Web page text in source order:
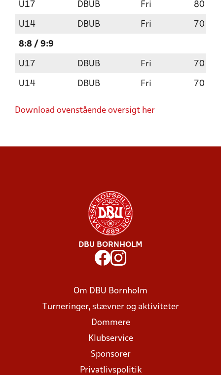
U17 DBUB Fri 80
U14 DBUB Fri 70
8:8 / 9:9
U17 DBUB Fri 70
U14 DBUB Fri 70
Download ovenstående oversigt her
DBU BORNHOLM
Om DBU Bornholm
Turneringer, stævner og aktiviteter
Dommere
Klubservice
Sponsorer
Privatlivspolitik